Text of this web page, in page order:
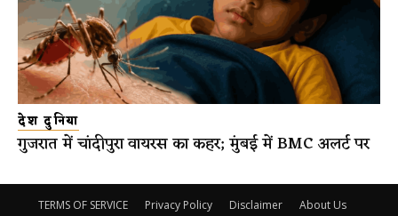
देश दुनिया
गुजरात में चांदीपुरा वायरस का कहर; मुंबई में BMC अलर्ट पर
TERMS OF SERVICE Privacy Policy Disclaimer
About Us